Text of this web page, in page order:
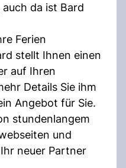
da ist Bard
Ferien
stellt Ihnen einen
auf Ihren
Details Sie ihm
Angebot für Sie.
stundenlangem
und
neuer Partner